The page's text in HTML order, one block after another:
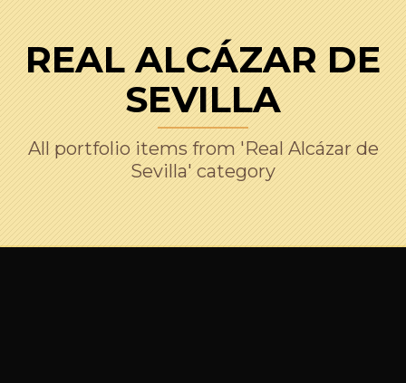
REAL ALCÁZAR DE
SEVILLA
All portfolio items from 'Real Alcázar de
Sevilla' category